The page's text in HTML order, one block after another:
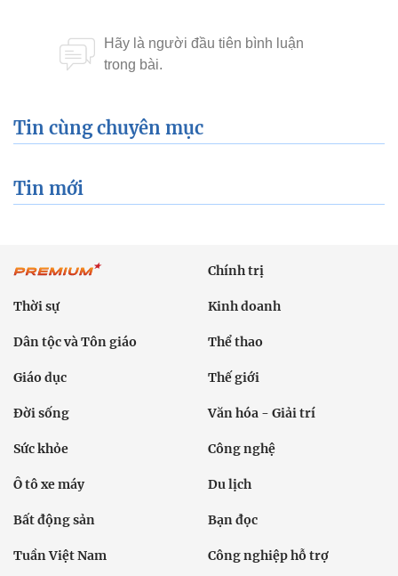
Tin cùng chuyên mục
Tin mới
Chính trị
Thời sự Kinh doanh
Dân tộc và Tôn giáo Thể thao
Giáo dục Thế giới
Đời sống Văn hóa - Giải trí
Sức khỏe Công nghệ
Ô tô xe máy Du lịch
Bất động sản Bạn đọc
Tuần Việt Nam Công nghiệp hỗ trợ